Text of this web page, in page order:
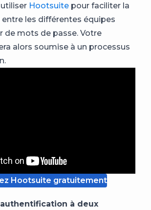
Hootsuite pour faciliter la
les différentes équipes
de mots de passe. Votre
alors soumise à un processus
Hootsuite gratuitement
à deux